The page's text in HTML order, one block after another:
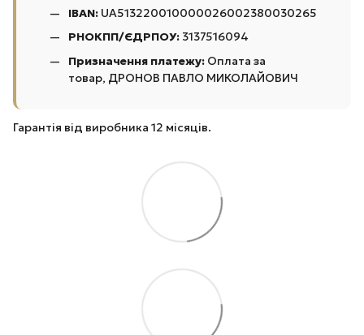
IBAN: UA513220010000026002380030265
РНОКПП/ЄДРПОУ: 3137516094
Призначення платежу: Оплата за
товар, ДРОНОВ ПАВЛО МИКОЛАЙОВИЧ
Гарантія від виробника 12 місяців.